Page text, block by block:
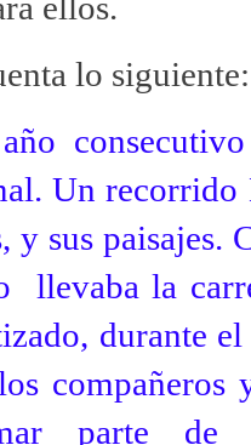
lo siguiente:
Un
y sus
llevaba la
durante
parte de